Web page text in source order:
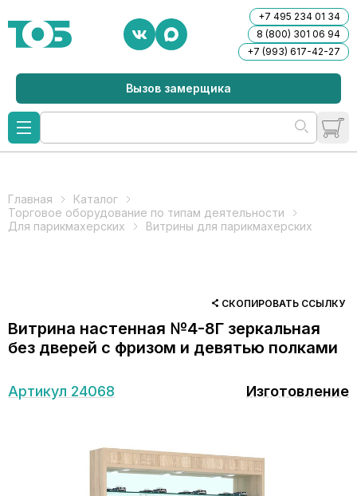
+7 495 234 01 34
8 (800) 301 06 94
+7 (993) 617-42-27
Вызов замерщика
Главная
Каталог
Торговое оборудование по типам деятельности
Для парикмахерских
Витрины для парикмахерских
СКОПИРОВАТЬ ССЫЛКУ
Витрина настенная №4-8Г зеркальная
без дверей с фризом и девятью полками
Артикул 24068 Изготовление